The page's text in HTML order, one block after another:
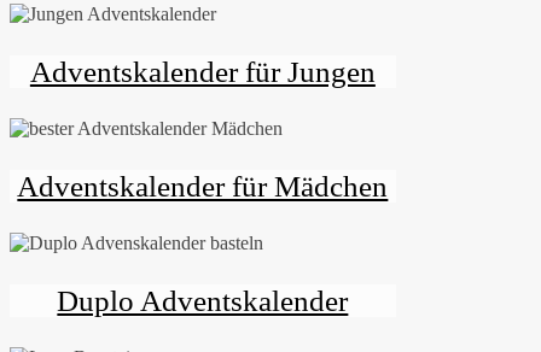
Adventskalender für Jungen
Adventskalender für Mädchen
Duplo Adventskalender